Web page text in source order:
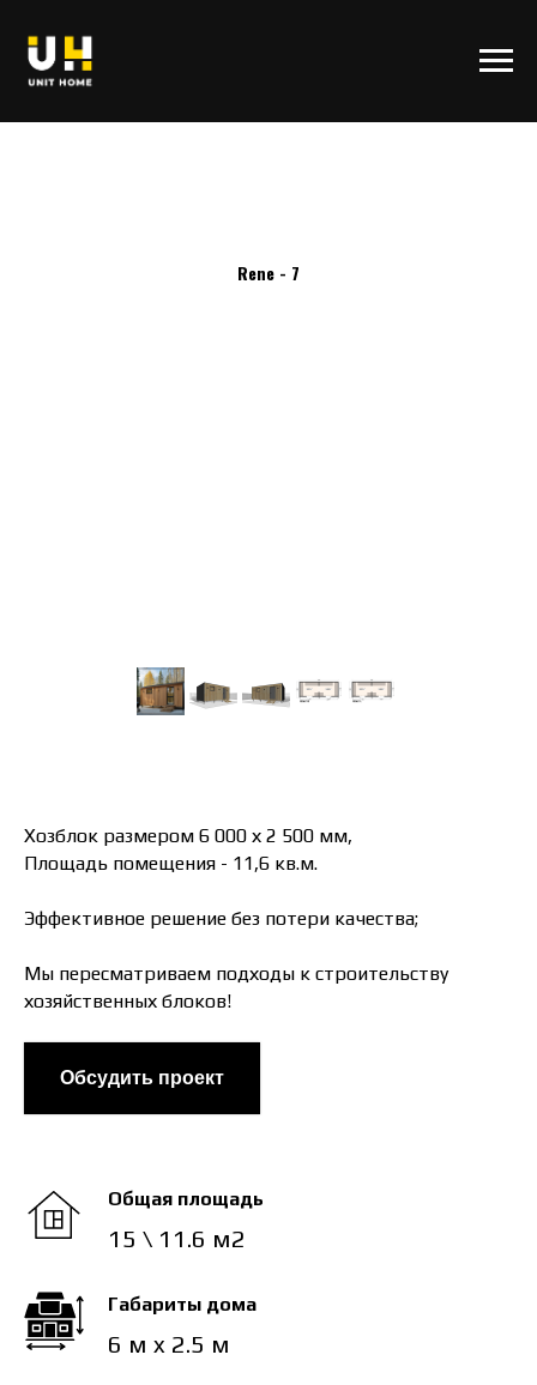
Rene - 7
Хозблок размером 6 000 х 2 500 мм,
Площадь помещения - 11,6 кв.м.
Эффективное решение без потери качества;
Мы пересматриваем подходы к строительству
хозяйственных блоков!
Обсудить проект
Общая площадь
15 \ 11.6 м2
Габариты дома
6 м x 2.5 м